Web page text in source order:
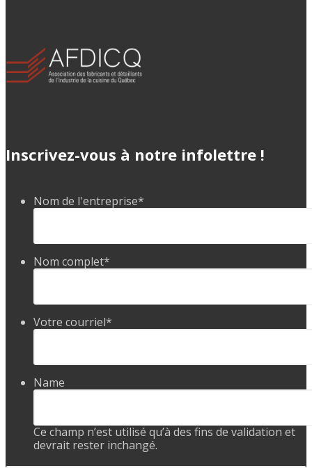
Inscrivez-vous à notre infolettre !
Nom de l'entreprise*
Nom complet*
Votre courriel*
Name
Ce champ n’est utilisé qu’à des fins de validation et
devrait rester inchangé.